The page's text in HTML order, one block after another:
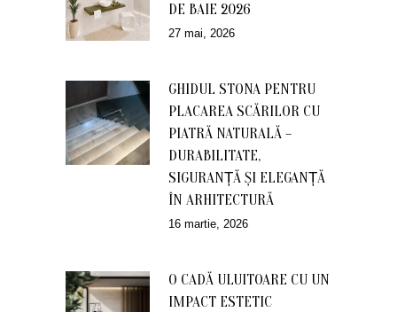
DE BAIE 2026
27 mai, 2026
GHIDUL STONA PENTRU
PLACAREA SCĂRILOR CU
PIATRĂ NATURALĂ –
DURABILITATE,
SIGURANȚĂ ȘI ELEGANȚĂ
ÎN ARHITECTURĂ
16 martie, 2026
O CADĂ ULUITOARE CU UN
IMPACT ESTETIC